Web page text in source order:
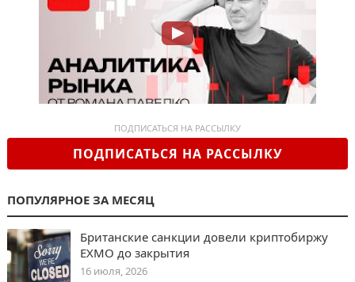
ПОДПИСАТЬСЯ НА РАССЫЛКУ
ПОДПИСАТЬСЯ НА РАССЫЛКУ
ПОПУЛЯРНОЕ ЗА МЕСЯЦ
Британские санкции довели криптобиржу
EXMO до закрытия
16 июля, 2026